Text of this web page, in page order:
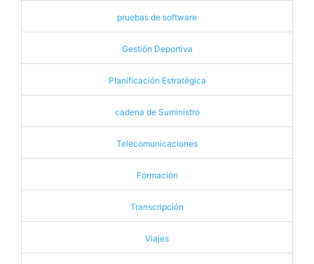
pruebas de software
Gestión Deportiva
Planificación Estratégica
cadena de Suministro
Telecomunicaciones
Formación
Transcripción
Viajes